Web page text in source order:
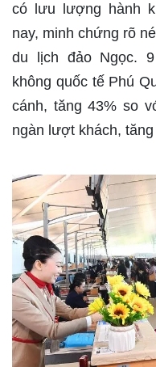
có lưu lượng hành
nay, minh chứng rõ
du lịch đảo Ngọc.
không quốc tế Phú
cánh, tăng 43% so
ngàn lượt khách,